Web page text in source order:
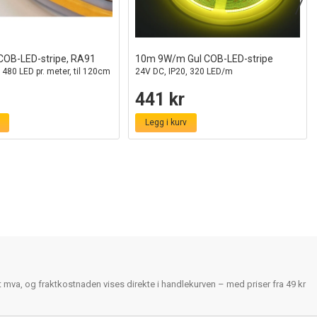
LED-stripe, RA91
480 LED pr. meter, til 120cm
10m 9W/m Gul COB-LED-stripe
24V DC, IP20, 320 LED/m
441 kr
Legg i kurv
og fraktkostnaden vises direkte i handlekurven – med priser fra 49 kr